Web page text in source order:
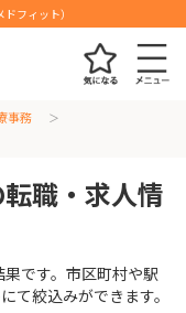
フィット）
事務
職・求人情
です。市区町村や駅
て絞込みができます。